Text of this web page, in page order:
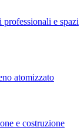
e spazi
atomizzato
e costruzione